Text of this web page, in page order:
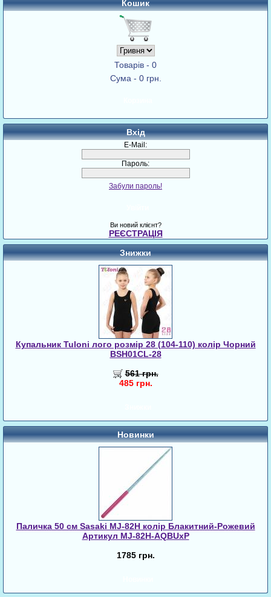
Кошик
Товарів - 0
Сума - 0 грн.
Вхід
E-Mail:
Пароль:
Забули пароль!
Ви новий клієнт?
РЕЄСТРАЦІЯ
Знижки
Купальник Tuloni лого розмір 28 (104-110) колір Чорний
BSH01CL-28
561 грн.
485 грн.
Новинки
Паличка 50 см Sasaki MJ-82H колір Блакитний-Рожевий
Артикул MJ-82H-AQBUxP
1785 грн.